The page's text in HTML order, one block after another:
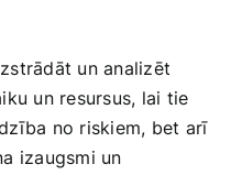
un analizēt
un resursus, lai tie
no riskiem, bet arī
izaugsmi un